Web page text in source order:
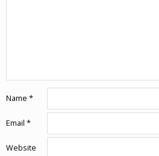
Name *
Email *
Website